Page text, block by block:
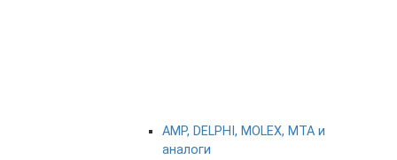
AMP, DELPHI, MOLEX, MTA и
аналоги